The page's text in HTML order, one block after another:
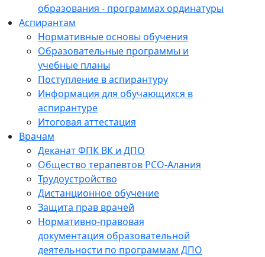
образования - программах ординатуры
Аспирантам
Нормативные основы обучения
Образовательные программы и
учебные планы
Поступление в аспирантуру
Информация для обучающихся в
аспирантуре
Итоговая аттестация
Врачам
Деканат ФПК ВК и ДПО
Общество терапевтов РСО-Алания
Трудоустройство
Дистанционное обучение
Защита прав врачей
Нормативно-правовая
документация образовательной
деятельности по программам ДПО